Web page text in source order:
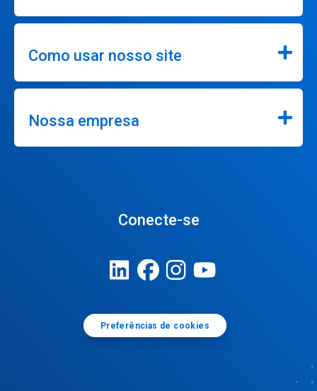
Como usar nosso site
Nossa empresa
Conecte-se
Preferências de cookies